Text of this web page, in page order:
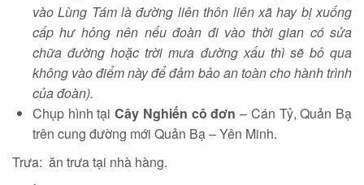
vào Lùng Tám là đường liên thôn liên xã hay bị xuống
cấp hư hỏng nên nếu đoàn đi vào thời gian có sửa
chữa đường hoặc trời mưa đường xấu thì sẽ bỏ qua
không vào điểm này để đảm bảo an toàn cho hành trình
của đoàn).
Chụp hình tạiCây Nghiến cô đơn – Cán Tỷ, Quản Bạ
trên cung đường mới Quản Bạ – Yên Minh.
Trưa: ăn trưa tại nhà hàng.